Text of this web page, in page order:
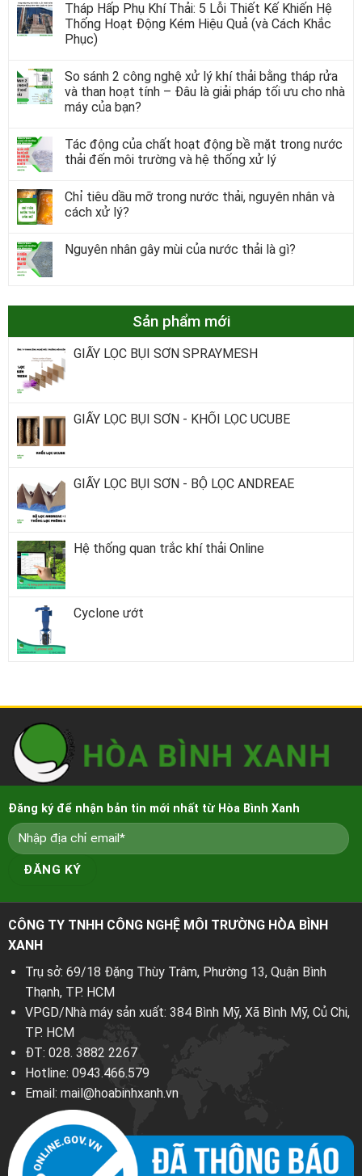
Tháp Hấp Phụ Khí Thải: 5 Lỗi Thiết Kế Khiến Hệ
Thống Hoạt Động Kém Hiệu Quả (và Cách Khắc
Phục)
So sánh 2 công nghệ xử lý khí thải bằng tháp rửa
và than hoạt tính – Đâu là giải pháp tối ưu cho nhà
máy của bạn?
Tác động của chất hoạt động bề mặt trong nước
thải đến môi trường và hệ thống xử lý
Chỉ tiêu dầu mỡ trong nước thải, nguyên nhân và
cách xử lý?
Nguyên nhân gây mùi của nước thải là gì?
Sản phẩm mới
GIẤY LỌC BỤI SƠN SPRAYMESH
GIẤY LỌC BỤI SƠN - KHỐI LỌC UCUBE
GIẤY LỌC BỤI SƠN - BỘ LỌC ANDREAE
Hệ thống quan trắc khí thải Online
Cyclone ướt
Đăng ký để nhận bản tin mới nhất từ Hòa Bình Xanh
CÔNG TY TNHH CÔNG NGHỆ MÔI TRƯỜNG HÒA BÌNH
XANH
Trụ sở: 69/18 Đặng Thùy Trâm, Phường 13, Quận Bình
Thạnh, TP. HCM
VPGD/Nhà máy sản xuất: 384 Bình Mỹ, Xã Bình Mỹ, Củ Chi,
TP. HCM
ĐT: 028. 3882 2267
Hotline: 0943.466.579
Email: mail@hoabinhxanh.vn